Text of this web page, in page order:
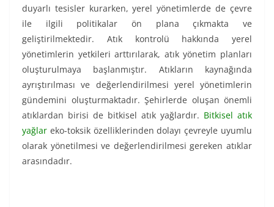
duyarlı tesisler kurarken, yerel yönetimlerde de çevre
ile ilgili politikalar ön plana çıkmakta ve
geliştirilmektedir. Atık kontrolü hakkında yerel
yönetimlerin yetkileri arttırılarak, atık yönetim planları
oluşturulmaya başlanmıştır. Atıkların kaynağında
ayrıştırılması ve değerlendirilmesi yerel yönetimlerin
gündemini oluşturmaktadır. Şehirlerde oluşan önemli
atıklardan birisi de bitkisel atık yağlardır. Bitkisel atık
yağlar eko-toksik özelliklerinden dolayı çevreyle uyumlu
olarak yönetilmesi ve değerlendirilmesi gereken atıklar
arasındadır.